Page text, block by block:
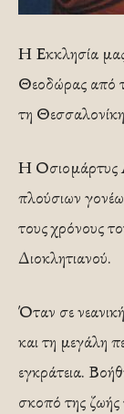
Η Εκκλησία
Θεοδώρας από
τη
Η Οσιομάρτυς
πλούσιων
τους χρόνους
Διοκλητιανού.
Όταν σε
και τη μεγάλη
εγκράτεια.
σκοπό της ζωής